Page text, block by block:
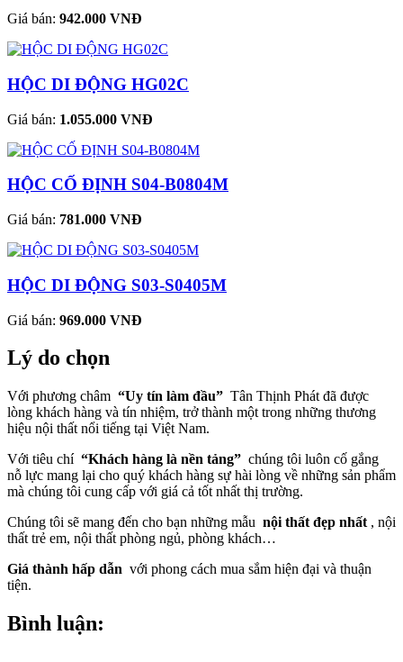
Giá bán: 942.000 VNĐ
HỘC DI ĐỘNG HG02C
Giá bán: 1.055.000 VNĐ
HỘC CỐ ĐỊNH S04-B0804M
Giá bán: 781.000 VNĐ
HỘC DI ĐỘNG S03-S0405M
Giá bán: 969.000 VNĐ
Lý do chọn
Với phương châm “Uy tín làm đầu” Tân Thịnh Phát đã được
lòng khách hàng và tín nhiệm, trở thành một trong những thương
hiệu nội thất nổi tiếng tại Việt Nam.
Với tiêu chí “Khách hàng là nền tảng” chúng tôi luôn cố gắng
nỗ lực mang lại cho quý khách hàng sự hài lòng về những sản phẩm
mà chúng tôi cung cấp với giá cả tốt nhất thị trường.
Chúng tôi sẽ mang đến cho bạn những mẫu nội thất đẹp nhất , nội
thất trẻ em, nội thất phòng ngủ, phòng khách…
Giá thành hấp dẫn với phong cách mua sắm hiện đại và thuận
tiện.
Bình luận: